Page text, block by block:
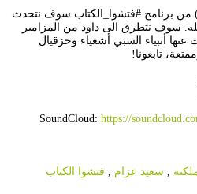
من برنامج #فتشوا_الكتاب سوف نتحدث
سوف نتطرق الى داود من المزامير
أنبياء السبي أشعياء وحزقيال
تابعونا!
SoundCloud: https://
سعيد عزام فتشوا الكتاب